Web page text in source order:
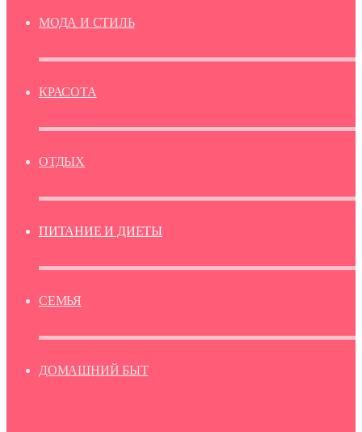
МОДА И СТИЛЬ
КРАСОТА
ОТДЫХ
ПИТАНИЕ И ДИЕТЫ
СЕМЬЯ
ДОМАШНИЙ БЫТ